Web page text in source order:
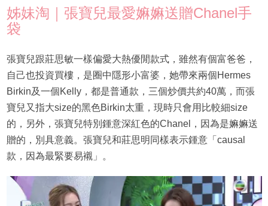
姊妹淘｜張寶兒最愛嫲嫲送贈Chanel手
袋
張寶兒跟莊思敏一樣偏愛大熱優閒款式，雖然有個富爸爸，
自己也投資買樓，是圈中隱形小富婆，她帶來兩個Hermes
Birkin及一個Kelly，都是普通款，三個炒價共約40萬，而張
寶兒又指大size的黑色Birkin太重，現時只會用比較細size
的，另外，張寶兒特別鍾意深紅色的Chanel，因為是嫲嫲送
贈的，別具意義。張寶兒和莊思明同樣表示鍾意「causal
款，因為最緊要易襯」。